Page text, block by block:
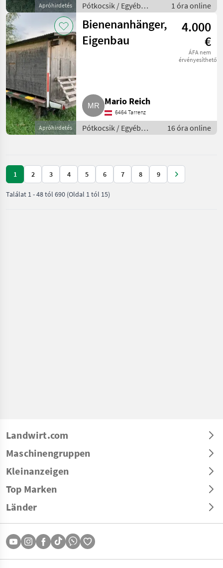
Apróhirdetés
Pótkocsik / Egyéb
pótkocsik
1 óra online
Apróhirdetés
Bienenanhänger,
Eigenbau
4.000
€
ÁFA nem
érvényesíthető
Mario Reich
6464 Tarrenz
Pótkocsik / Egyéb
pótkocsik
16 óra online
1 2 3 4 5 6 7 8 9
Találat 1-48tól 690 (Oldal 1 tól 15)
Landwirt.com
Maschinengruppen
Kleinanzeigen
Top Marken
Länder